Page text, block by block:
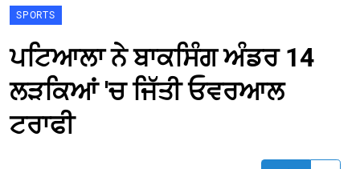
SPORTS
ਪਟਿਆਲਾ ਨੇ ਬਾਕਸਿੰਗ ਅੰਡਰ 14
ਲੜਕਿਆਂ 'ਚ ਜਿੱਤੀ ਓਵਰਆਲ
ਟਰਾਫੀ